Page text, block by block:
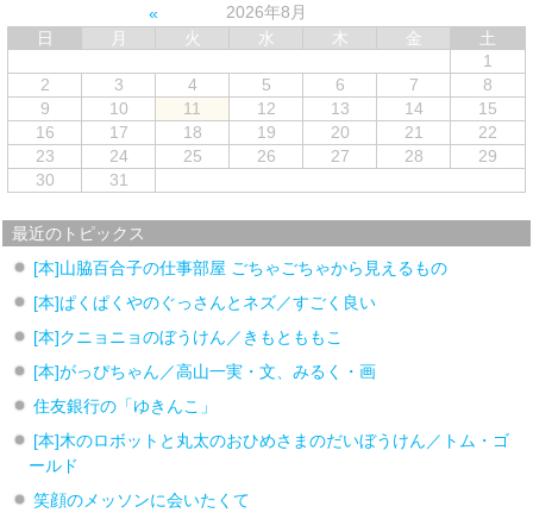
2026年8月
日
月 火 水 木 金
土
1
2
3 4 5 6 7
8
9
10 11 12 13 14
15
16
17 18 19 20 21
22
23
24 25 26 27 28
29
30
31
最近のトピックス
[本]山脇百合子の仕事部屋 ごちゃごちゃから見えるもの
[本]ぱくぱくやのぐっさんとネズ／すごく良い
[本]クニョニョのぼうけん／きもとももこ
[本]がっぴちゃん／高山一実・文、みるく・画
住友銀行の「ゆきんこ」
[本]木のロボットと丸太のおひめさまのだいぼうけん／トム・ゴ
ールド
笑顔のメッソンに会いたくて